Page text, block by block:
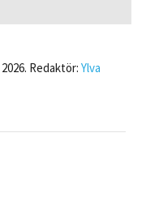
Redaktör: Ylva